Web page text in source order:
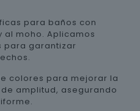
para baños con
al moho. Aplicamos
para garantizar
colores para mejorar la
amplitud, asegurando